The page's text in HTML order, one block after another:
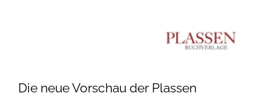
Die neue Vorschau der Plassen